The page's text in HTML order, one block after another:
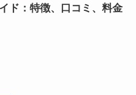
ド：特徴、口コミ、料金